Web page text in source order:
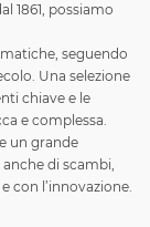
1861, possiamo
seguendo
Una selezione
chiave e le
e complessa.
un grande
di scambi,
con l’innovazione.